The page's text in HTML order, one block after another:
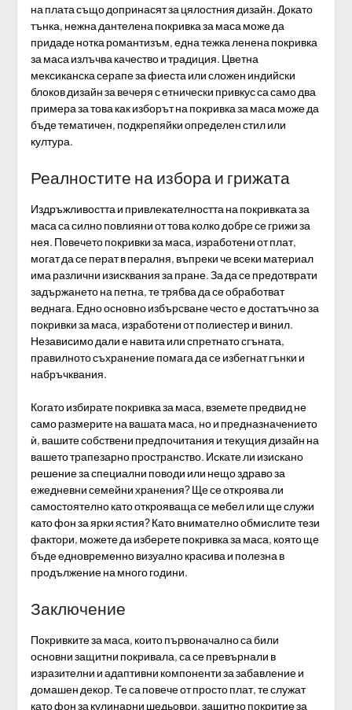
на плата също допринасят за цялостния дизайн. Докато
тънка, нежна дантелена покривка за маса може да
придаде нотка романтизъм, една тежка ленена покривка
за маса излъчва качество и традиция. Цветна
мексиканска серапе за фиеста или сложен индийски
блоков дизайн за вечеря с етнически привкус са само два
примера за това как изборът на покривка за маса може да
бъде тематичен, подкрепяйки определен стил или
култура.
Реалностите на избора и грижата
Издръжливостта и привлекателността на покривката за
маса са силно повлияни от това колко добре се грижи за
нея. Повечето покривки за маса, изработени от плат,
могат да се перат в пералня, въпреки че всеки материал
има различни изисквания за пране. За да се предотврати
задържането на петна, те трябва да се обработват
веднага. Едно основно избърсване често е достатъчно за
покривки за маса, изработени от полиестер и винил.
Независимо дали е навита или спретнато сгъната,
правилното съхранение помага да се избегнат гънки и
набръчквания.
Когато избирате покривка за маса, вземете предвид не
само размерите на вашата маса, но и предназначението
ѝ, вашите собствени предпочитания и текущия дизайн на
вашето трапезарно пространство. Искате ли изискано
решение за специални поводи или нещо здраво за
ежедневни семейни хранения? Ще се откроява ли
самостоятелно като открояваща се мебел или ще служи
като фон за ярки ястия? Като внимателно обмислите тези
фактори, можете да изберете покривка за маса, която ще
бъде едновременно визуално красива и полезна в
продължение на много години.
Заключение
Покривките за маса, които първоначално са били
основни защитни покривала, са се превърнали в
изразителни и адаптивни компоненти за забавление и
домашен декор. Те са повече от просто плат, те служат
като фон за кулинарни шедьоври, защитно покритие за